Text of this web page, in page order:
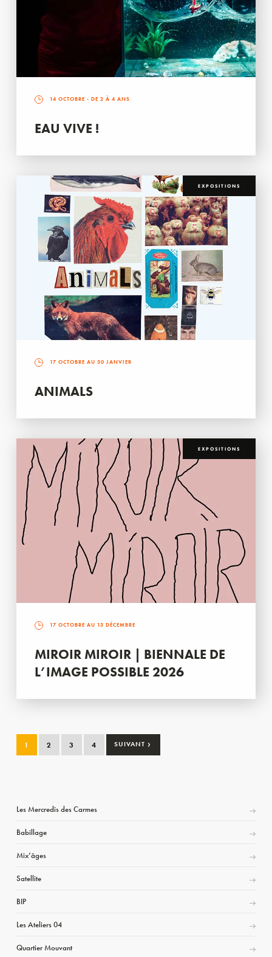
14 OCTOBRE - DE 2 À 4 ANS
EAU VIVE !
EXPOSITIONS
17 OCTOBRE AU 30 JANVIER
ANIMALS
EXPOSITIONS
17 OCTOBRE AU 13 DÉCEMBRE
MIROIR MIROIR | BIENNALE DE
L’IMAGE POSSIBLE 2026
1 2 3 4 SUIVANT ›
Les Mercredis des Carmes
Babillage
Mix’âges
Satellite
BIP
Les Ateliers 04
Quartier Mouvant